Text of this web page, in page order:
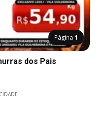
Página 1
dos Pais